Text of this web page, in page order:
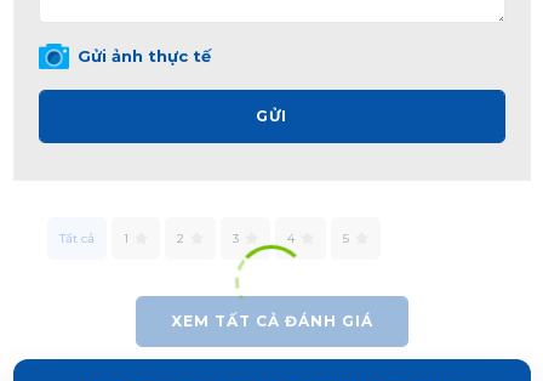
Gửi ảnh thực tế
GỬI
Tất cả 1 2 3 4 5
XEM TẤT CẢ ĐÁNH GIÁ